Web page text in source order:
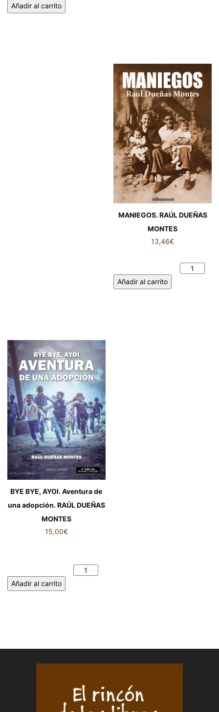
Añadir al carrito
MANIEGOS. RAÚL DUEÑAS
MONTES
13,46€
Añadir al carrito
BYE BYE, AYOI. Aventura de
una adopción. RAÚL DUEÑAS
MONTES
15,00€
Añadir al carrito